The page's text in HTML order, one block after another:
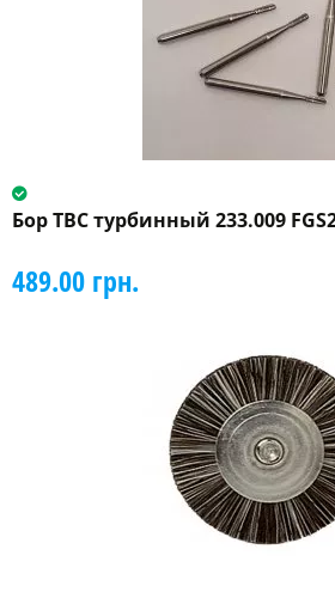
Бор ТВС турбинный 233.009
489.00 грн.